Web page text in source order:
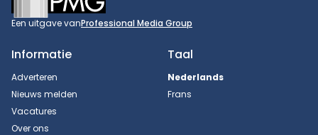
Een uitgave vanProfessional Media Group
Informatie
Adverteren
Nieuws melden
Vacatures
Over ons
Taal
Nederlands
Frans